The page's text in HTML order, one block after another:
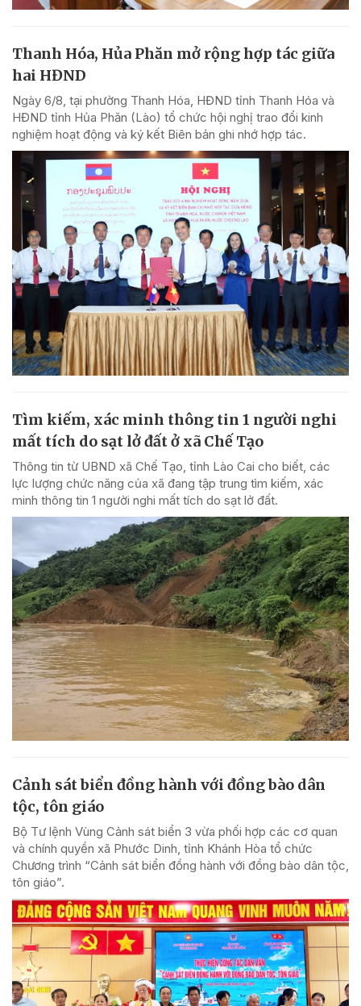
Thanh Hóa, Hủa Phăn mở rộng hợp tác giữa
hai HĐND
Ngày 6/8, tại phường Thanh Hóa, HĐND tỉnh Thanh Hóa và
HĐND tỉnh Hủa Phăn (Lào) tổ chức hội nghị trao đổi kinh
nghiệm hoạt động và ký kết Biên bản ghi nhớ hợp tác.
Tìm kiếm, xác minh thông tin 1 người nghi
mất tích do sạt lở đất ở xã Chế Tạo
Thông tin từ UBND xã Chế Tạo, tỉnh Lào Cai cho biết, các
lực lượng chức năng của xã đang tập trung tìm kiếm, xác
minh thông tin 1 người nghi mất tích do sạt lở đất.
Cảnh sát biển đồng hành với đồng bào dân
tộc, tôn giáo
Bộ Tư lệnh Vùng Cảnh sát biển 3 vừa phối hợp các cơ quan
và chính quyền xã Phước Dinh, tỉnh Khánh Hòa tổ chức
Chương trình “Cảnh sát biển đồng hành với đồng bào dân tộc,
tôn giáo”.